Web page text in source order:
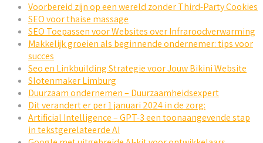
Voorbereid zijn op een wereld zonder Third-Party Cookies
SEO voor thaise massage
SEO Toepassen voor Websites over Infraroodverwarming
Makkelijk groeien als beginnende ondernemer: tips voor
succes
Seo en Linkbuilding Strategie voor Jouw Bikini Website
Slotenmaker Limburg
Duurzaam ondernemen – Duurzaamheidsexpert
Dit verandert er per 1 januari 2024 in de zorg:
Artificial Intelligence – GPT-3 een toonaangevende stap
in tekstgerelateerde AI